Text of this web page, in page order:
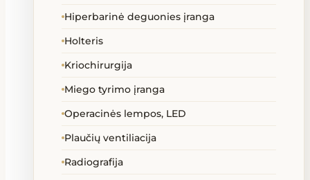
Hiperbarinė deguonies įranga
Holteris
Kriochirurgija
Miego tyrimo įranga
Operacinės lempos, LED
Plaučių ventiliacija
Radiografija